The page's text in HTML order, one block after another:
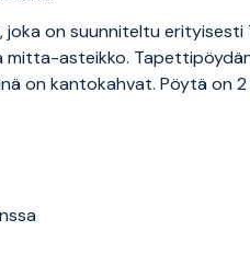
on suunniteltu
mitta-asteikko.
on kantokahvat. Pöytä on 2